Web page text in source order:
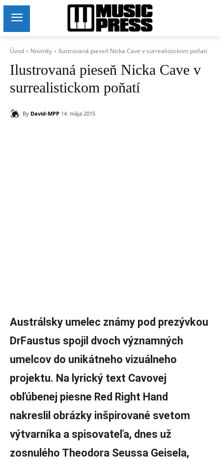
Úvod Novinky Ilustrovaná pieseň Nicka Cave v surrealistickom poňatí
Ilustrovaná pieseň Nicka Cave v
surrealistickom poňatí
By David-MPP 14. mája 2015
Austrálsky umelec známy pod prezývkou
DrFaustus spojil dvoch významných
umelcov do unikátneho vizuálneho
projektu. Na lyrický text Cavovej
obľúbenej piesne Red Right Hand
nakreslil obrázky inšpirované svetom
výtvarníka a spisovateľa, dnes už
zosnulého Theodora Seussa Geisela,